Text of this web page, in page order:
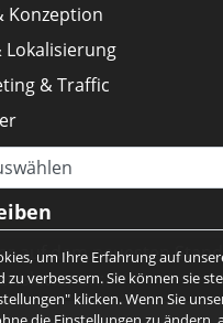
Konzeption
Lokalisierung
& Traffic
auf dem neuesten
an:
um Ihre Erfahrung auf
zu verbessern. Sie können sie
klicken. Wenn Sie